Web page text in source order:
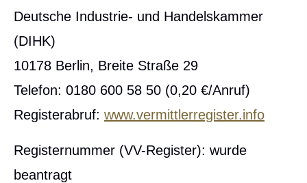
Deutsche Industrie- und Handelskammer
(DIHK)
10178 Berlin, Breite Straße 29
Telefon: 0180 600 58 50 (0,20 €/Anruf)
Registerabruf: www.vermittlerregister.info
Registernummer (VV-Register): wurde
beantragt